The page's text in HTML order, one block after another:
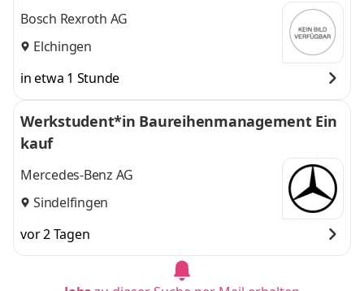
Bosch Rexroth AG
Elchingen
in etwa 1 Stunde
Werkstudent*in Baureihenmanagement Ein
kauf
Mercedes-Benz AG
Sindelfingen
vor 2 Tagen